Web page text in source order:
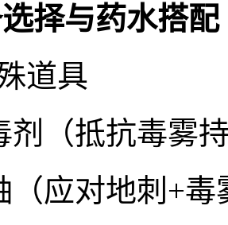
择与药水搭配
道具
剂（抵抗毒雾
（应对地刺+毒